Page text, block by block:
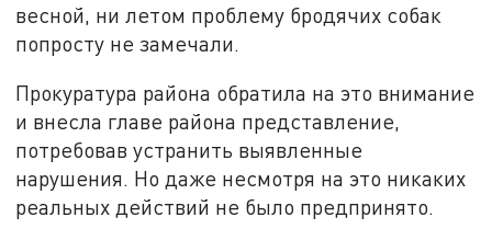
весной, ни летом проблему бродячих собак
попросту не замечали.
Прокуратура района обратила на это внимание
и внесла главе района представление,
потребовав устранить выявленные
нарушения. Но даже несмотря на это никаких
реальных действий не было предпринято.